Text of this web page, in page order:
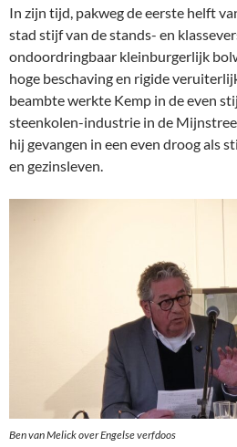
In zijn tijd, pakweg de eerste helft
stad stijf van de stands- en
ondoordringbaar kleinburgerlijk
hoge beschaving en rigide
beambte werkte Kemp in de even
steenkolen-industrie in de
hij gevangen in een even droog als
en gezinsleven.
Ben van Melick over Engelse verfdoos